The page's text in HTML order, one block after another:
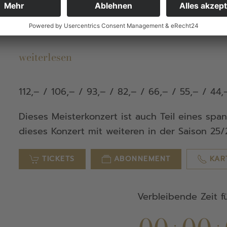
Isar und hat da schon einige Impulse setzen
"symphonischen Hoagascht", bei dem sich
Blechblas-Amateure mischte...
weiterlesen
112,– / 106,– / 93,– / 82,– / 66,– / 55,– /
Dieses Meisterkonzert ist auch Teil eines
dieses Konzert mit weiteren in der Saison
TICKETS ABONNEMENT
Verbleibende Zeit